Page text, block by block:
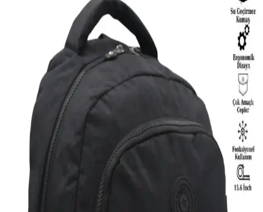
İki popüler seyahat makyaj organizerini karşılaştırıyoruz.
Ecoform'un su geçirmez ve geniş hazneleri, NS Reliable'ın şık suni
deri ve çok fonksiyonlu tasarımıyla öne çıkıyor. Hangi model sizin
ihtiyaçlarınıza uygun?
Pierre Cardin Bej Monogram Kadın Sırt Çantası
Şıklık ve Fonksiyonelliğin Buluşması
Estetik ve dayanıklı tasarımıyla Pierre Cardin bej monogram sırt
çantası, günlük kullanım için ideal, geniş iç hacmi ve fonksiyonel
detaylarıyla şıklık ve pratikliği bir araya getiriyor.
Eliza Çok Gözlü Kadın Sırt Çantası: Şık ve
Fonksiyonel Günlük Kullanım Çantası
Eliza Çok Gözlü Kadın Sırt Çantası, şık tasarımı ve pratik
kullanımıyla günlük, plaj ve şehir aktiviteleri için ideal. Dayanıklı
suni deri malzemesi ve geniş iç hacmiyle vazgeçilmeziniz olacak.